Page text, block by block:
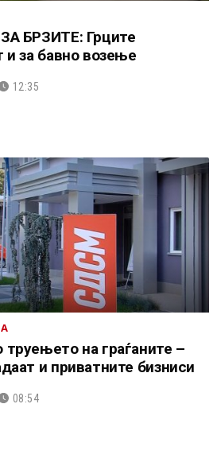
БРЗИТЕ: Грците
и за бавно возење
12:35
на граѓаните –
и приватните бизниси
08:54